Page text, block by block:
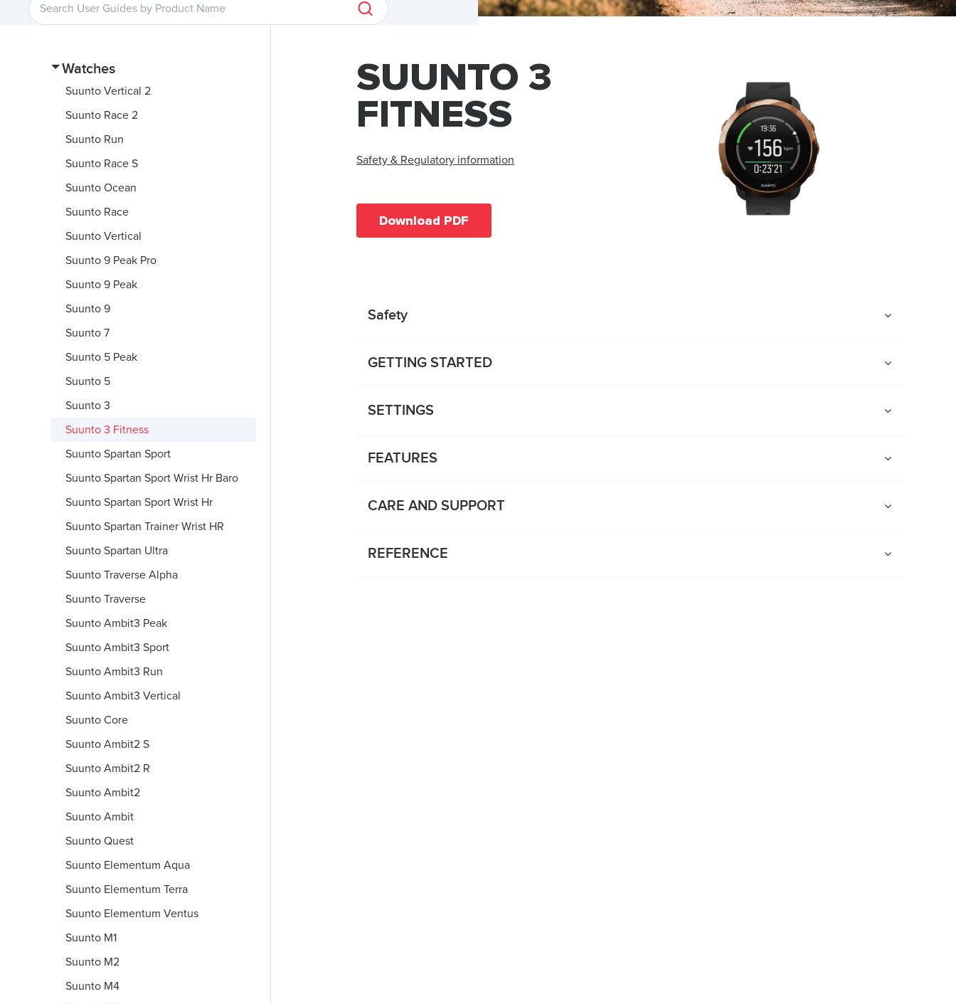
Watches
Suunto Vertical 2
Suunto Race 2
Suunto Run
Suunto Race S
Suunto Ocean
Suunto Race
Suunto Vertical
Suunto 9 Peak Pro
Suunto 9 Peak
Suunto 9
Suunto 7
Suunto 5 Peak
Suunto 5
Suunto 3
Suunto 3 Fitness
Suunto Spartan Sport
Suunto Spartan Sport Wrist Hr Baro
Suunto Spartan Sport Wrist Hr
Suunto Spartan Trainer Wrist HR
Suunto Spartan Ultra
Suunto Traverse Alpha
Suunto Traverse
Suunto Ambit3 Peak
Suunto Ambit3 Sport
Suunto Ambit3 Run
Suunto Ambit3 Vertical
Suunto Core
Suunto Ambit2 S
Suunto Ambit2 R
Suunto Ambit2
Suunto Ambit
Suunto Quest
Suunto Elementum Aqua
Suunto Elementum Terra
Suunto Elementum Ventus
Suunto M1
Suunto M2
Suunto M4
SUUNTO 3
FITNESS
Safety & Regulatory information
Download PDF
Safety
GETTING STARTED
SETTINGS
FEATURES
CARE AND SUPPORT
REFERENCE